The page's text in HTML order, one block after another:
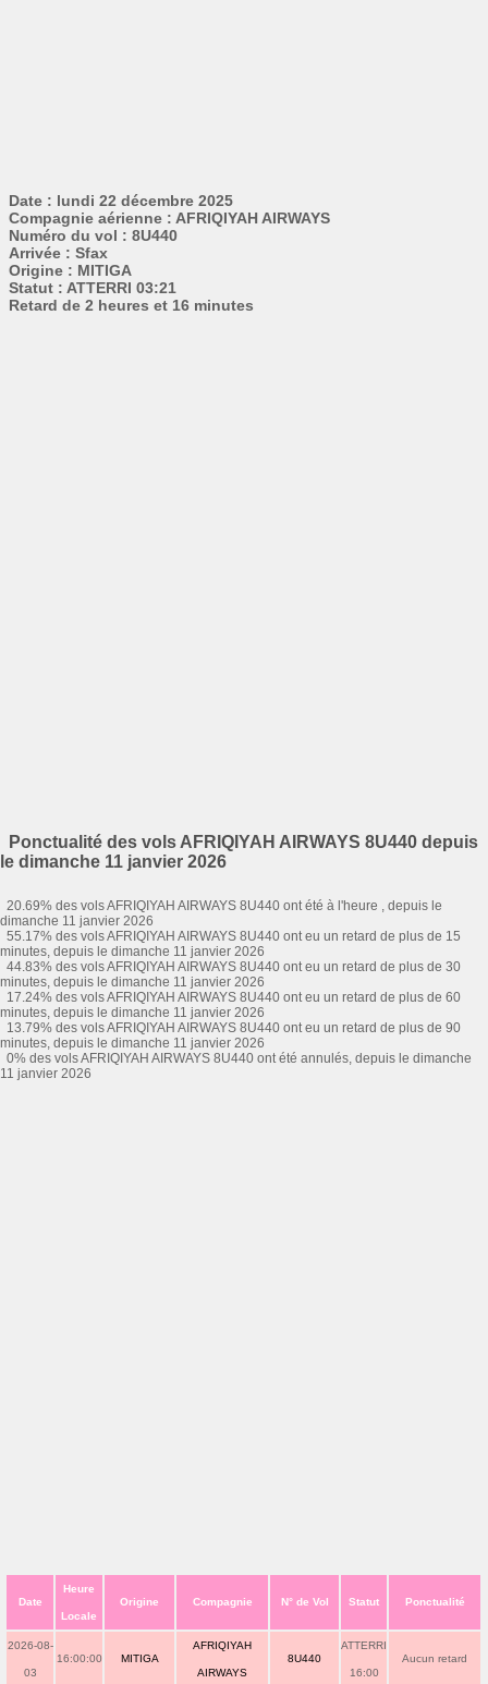
Date : lundi 22 décembre 2025
Compagnie aérienne : AFRIQIYAH AIRWAYS
Numéro du vol : 8U440
Arrivée : Sfax
Origine : MITIGA
Statut : ATTERRI 03:21
Retard de 2 heures et 16 minutes
Ponctualité des vols AFRIQIYAH AIRWAYS 8U440 depuis
le dimanche 11 janvier 2026
20.69% des vols AFRIQIYAH AIRWAYS 8U440 ont été à l'heure , depuis le
dimanche 11 janvier 2026
55.17% des vols AFRIQIYAH AIRWAYS 8U440 ont eu un retard de plus de 15
minutes, depuis le dimanche 11 janvier 2026
44.83% des vols AFRIQIYAH AIRWAYS 8U440 ont eu un retard de plus de 30
minutes, depuis le dimanche 11 janvier 2026
17.24% des vols AFRIQIYAH AIRWAYS 8U440 ont eu un retard de plus de 60
minutes, depuis le dimanche 11 janvier 2026
13.79% des vols AFRIQIYAH AIRWAYS 8U440 ont eu un retard de plus de 90
minutes, depuis le dimanche 11 janvier 2026
0% des vols AFRIQIYAH AIRWAYS 8U440 ont été annulés, depuis le dimanche
11 janvier 2026
Date
Heure
Locale
Origine Compagnie N° de Vol Statut Ponctualité
2026-08-
03
16:00:00 MITIGA
AFRIQIYAH
AIRWAYS
8U440
ATTERRI
16:00
Aucun retard